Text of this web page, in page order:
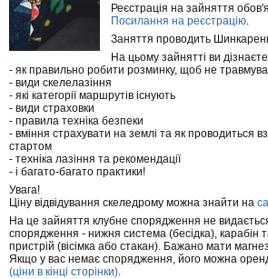
Реєстрація на зайняття
Посилання на реєстрацію.
Заняття проводить
На цьому зайнятті ви
- як правильно робити розминку, щоб не
- види скелелазіння
- які категорії маршрутів існують
- види страховки
- правила техніка безпеки
- вміння страхувати на землі та як проводиться
стартом
- техніка лазіння та рекомендації
- і багато-багато практики!
Увага!
Ціну відвідування скеледрому можна знайти на
На це зайняття клубне спорядження не
спорядження - нижня система (бесідка), карабін
пристрій (вісімка або стакан). Бажано мати
Якщо у вас немає спорядження, його можна
(ціни в кінці сторінки).